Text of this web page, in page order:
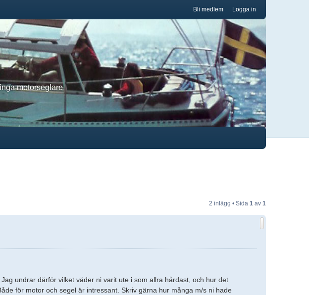
Logga in
Bli medlem
motorseglare
2 inlägg • Sida 1 av 1
undrar därför vilket väder ni varit ute i som allra hårdast, och hur det
för motor och segel är intressant. Skriv gärna hur många m/s ni hade